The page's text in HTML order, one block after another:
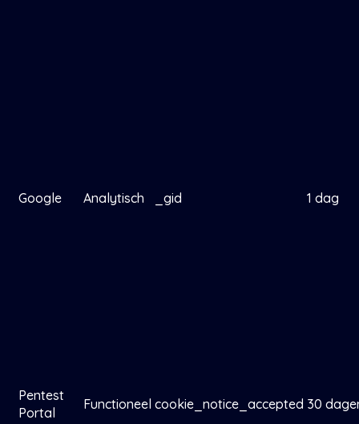
Google Analytisch _gid 1 dag
Pentest
Portal
Functioneel cookie_notice_accepted 30